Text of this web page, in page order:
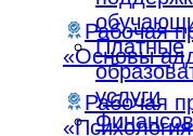
Платные
услуги
Рабочая
«Основы
Рабочая